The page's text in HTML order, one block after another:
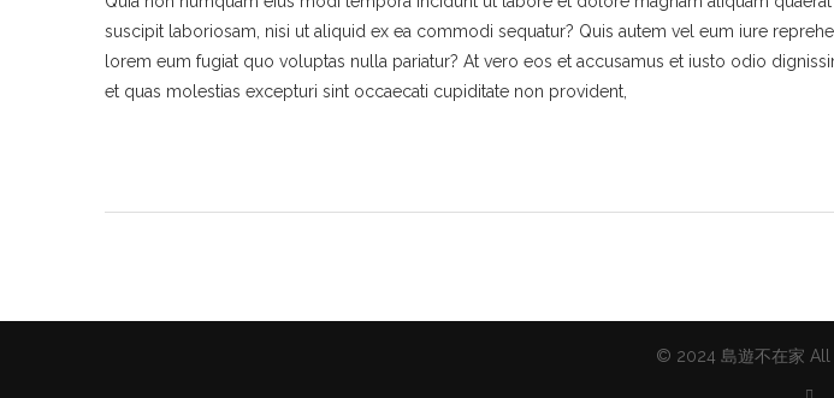
suscipit laboriosam, nisi ut aliquid ex ea commodi sequatur? Quis autem vel eum iure
lorem eum fugiat quo voluptas nulla pariatur? At vero eos et accusamus et iusto odio
et quas molestias excepturi sint occaecati cupiditate non provident,
© 2024 島遊不在家 All